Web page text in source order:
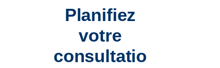
Planifiez
votre
consultatio